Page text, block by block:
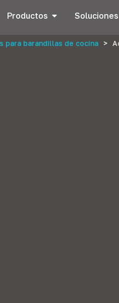
Productos Soluciones
para barandillas de cocina >